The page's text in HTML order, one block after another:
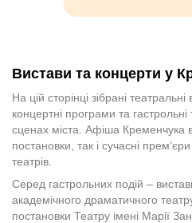
Вистави та концерти у
На цій сторінці зібрані
концертні програми та
сценах міста. Афіша Кременчука
постановки, так і сучасні
театрів.
Серед гастрольних подій –
академічного драматичного
постановки Театру імені Марії